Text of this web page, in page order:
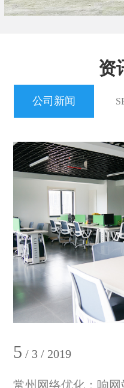
资
公司新闻
5 / 3 / 2019
常州网络优化：响